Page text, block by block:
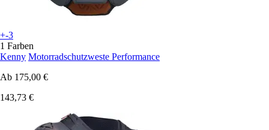
+-3
1 Farben
Kenny Motorradschutzweste Performance
Ab 175,00 €
143,73 €